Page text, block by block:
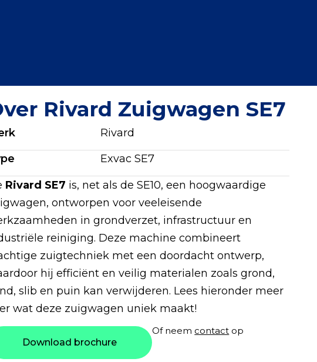
Rivard Zuigwagen SE7
Rivard
Exvac SE7
Rivard SE7 is, net als de SE10, een hoogwaardige
ontworpen voor veeleisende
in grondverzet, infrastructuur en
reiniging. Deze machine combineert
zuigtechniek met een doordacht ontwerp,
hij efficiënt en veilig materialen zoals grond,
slib en puin kan verwijderen. Lees hieronder meer
wat deze zuigwagen uniek maakt!
Download brochure
Of neem contact op